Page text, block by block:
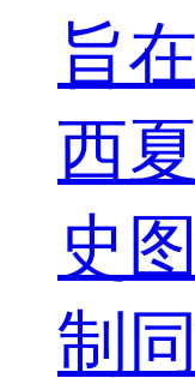
旨
西
史
制